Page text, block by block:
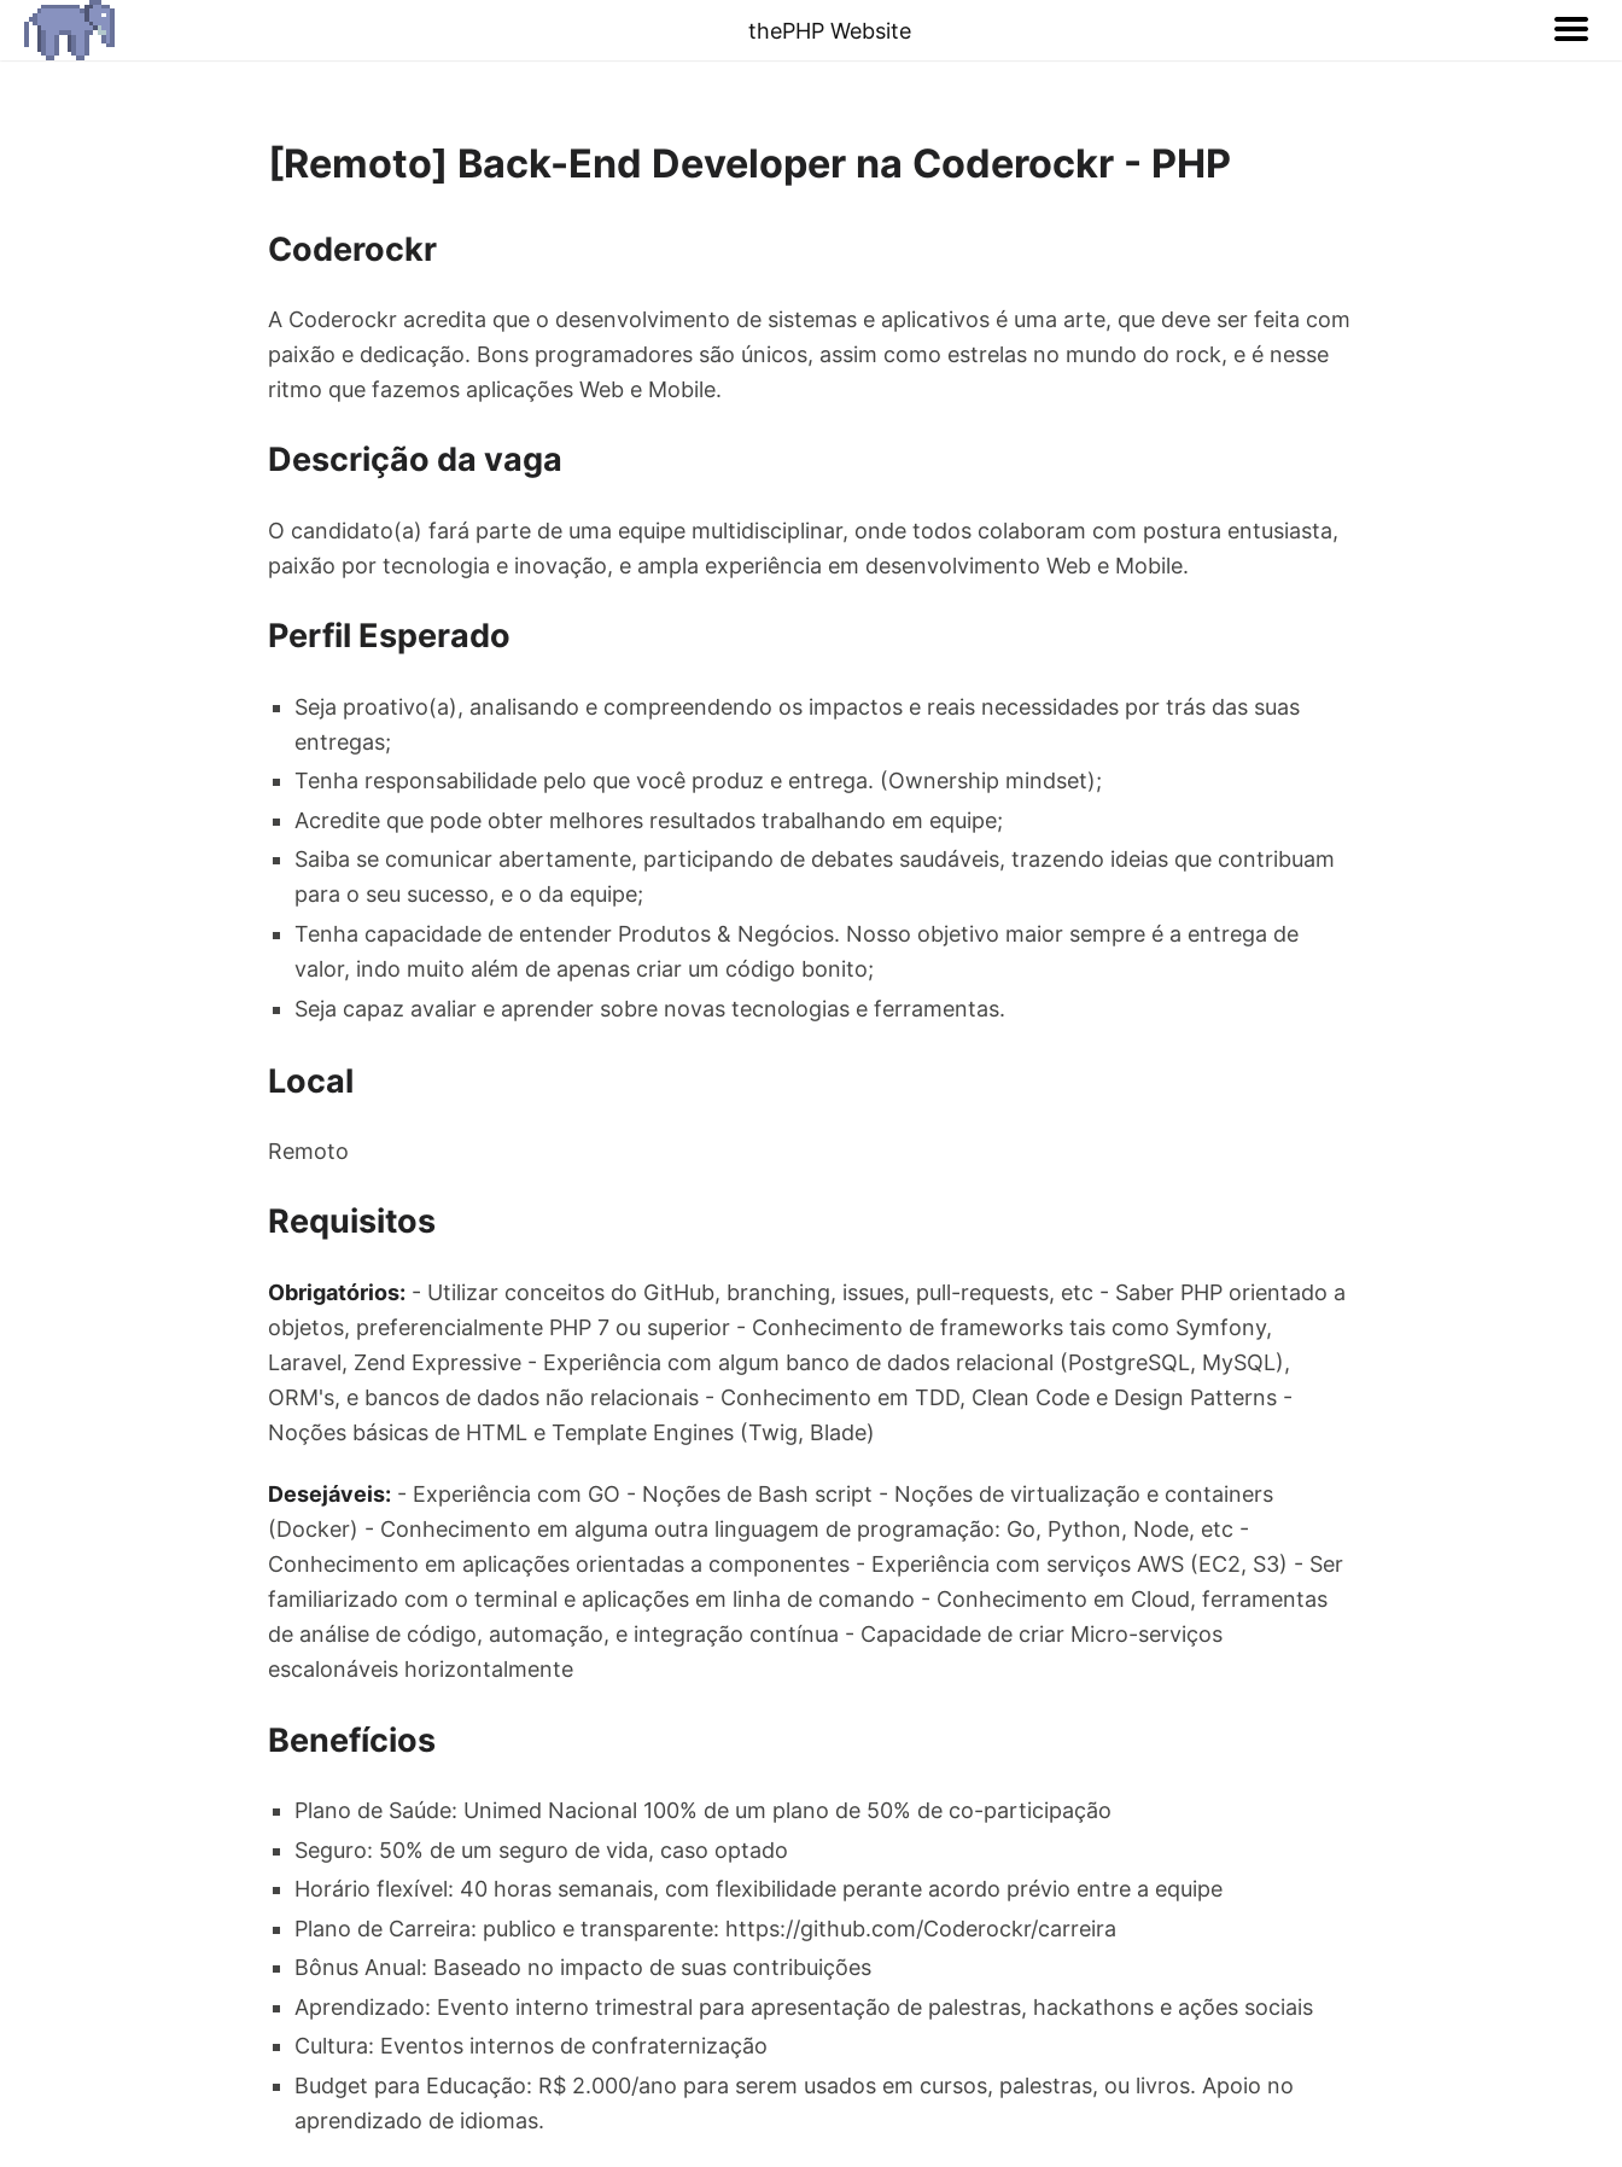
thePHP Website
[Remoto] Back-End Developer na Coderockr - PHP
Coderockr
A Coderockr acredita que o desenvolvimento de sistemas e aplicativos é uma arte, que deve ser feita com
paixão e dedicação. Bons programadores são únicos, assim como estrelas no mundo do rock, e é nesse
ritmo que fazemos aplicações Web e Mobile.
Descrição da vaga
O candidato(a) fará parte de uma equipe multidisciplinar, onde todos colaboram com postura entusiasta,
paixão por tecnologia e inovação, e ampla experiência em desenvolvimento Web e Mobile.
Perfil Esperado
Seja proativo(a), analisando e compreendendo os impactos e reais necessidades por trás das suas
entregas;
Tenha responsabilidade pelo que você produz e entrega. (Ownership mindset);
Acredite que pode obter melhores resultados trabalhando em equipe;
Saiba se comunicar abertamente, participando de debates saudáveis, trazendo ideias que contribuam
para o seu sucesso, e o da equipe;
Tenha capacidade de entender Produtos & Negócios. Nosso objetivo maior sempre é a entrega de
valor, indo muito além de apenas criar um código bonito;
Seja capaz avaliar e aprender sobre novas tecnologias e ferramentas.
Local
Remoto
Requisitos
Obrigatórios: - Utilizar conceitos do GitHub, branching, issues, pull-requests, etc - Saber PHP orientado a
objetos, preferencialmente PHP 7 ou superior - Conhecimento de frameworks tais como Symfony,
Laravel, Zend Expressive - Experiência com algum banco de dados relacional (PostgreSQL, MySQL),
ORM's, e bancos de dados não relacionais - Conhecimento em TDD, Clean Code e Design Patterns -
Noções básicas de HTML e Template Engines (Twig, Blade)
Desejáveis: - Experiência com GO - Noções de Bash script - Noções de virtualização e containers
(Docker) - Conhecimento em alguma outra linguagem de programação: Go, Python, Node, etc -
Conhecimento em aplicações orientadas a componentes - Experiência com serviços AWS (EC2, S3) - Ser
familiarizado com o terminal e aplicações em linha de comando - Conhecimento em Cloud, ferramentas
de análise de código, automação, e integração contínua - Capacidade de criar Micro-serviços
escalonáveis horizontalmente
Benefícios
Plano de Saúde: Unimed Nacional 100% de um plano de 50% de co-participação
Seguro: 50% de um seguro de vida, caso optado
Horário flexível: 40 horas semanais, com flexibilidade perante acordo prévio entre a equipe
Plano de Carreira: publico e transparente: https://github.com/Coderockr/carreira
Bônus Anual: Baseado no impacto de suas contribuições
Aprendizado: Evento interno trimestral para apresentação de palestras, hackathons e ações sociais
Cultura: Eventos internos de confraternização
Budget para Educação: R$ 2.000/ano para serem usados em cursos, palestras, ou livros. Apoio no
aprendizado de idiomas.